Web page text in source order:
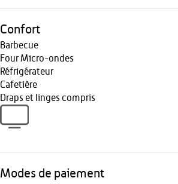
Confort
Barbecue
Four Micro-ondes
Réfrigérateur
Cafetière
Draps et linges compris
Modes de paiement